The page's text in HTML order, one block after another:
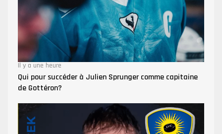
Il y a une heure
Qui pour succéder à Julien Sprunger comme capitaine
de Gottéron?